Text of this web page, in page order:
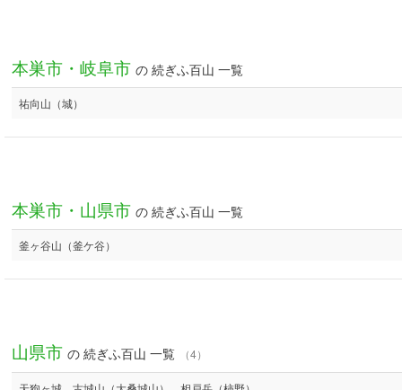
本巣市・岐阜市 の 続ぎふ百山 一覧
祐向山（城）
本巣市・山県市 の 続ぎふ百山 一覧
釜ヶ谷山（釜ケ谷）
山県市 の 続ぎふ百山 一覧 （4）